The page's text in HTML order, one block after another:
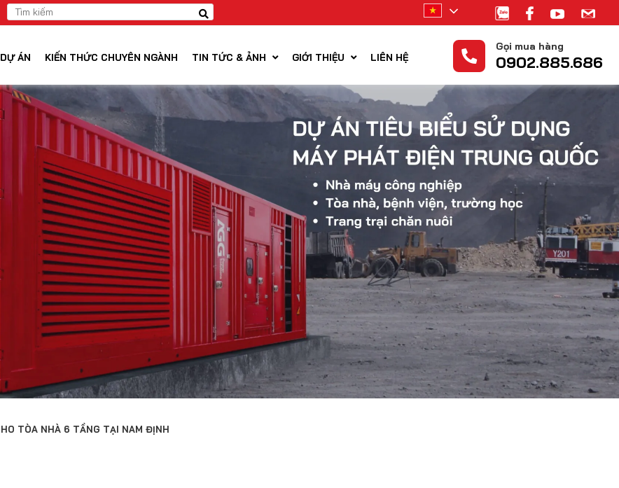
Vietnamese
DỰ ÁN KIẾN THỨC CHUYÊN NGÀNH TIN TỨC & ẢNH GIỚI THIỆU LIÊN HỆ
Gọi mua hàng
0902.885.686
TÒA NHÀ 6 TẦNG TẠI NAM ĐỊNH